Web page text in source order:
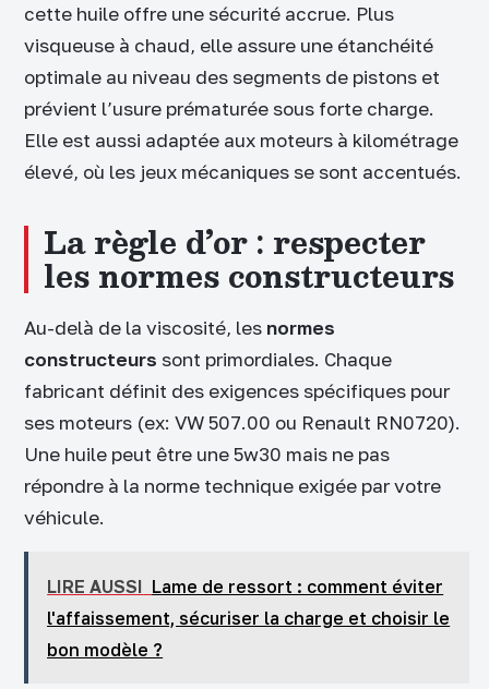
cette huile offre une sécurité accrue. Plus
visqueuse à chaud, elle assure une étanchéité
optimale au niveau des segments de pistons et
prévient l’usure prématurée sous forte charge.
Elle est aussi adaptée aux moteurs à kilométrage
élevé, où les jeux mécaniques se sont accentués.
La règle d’or : respecter
les normes constructeurs
Au-delà de la viscosité, les normes
constructeurs sont primordiales. Chaque
fabricant définit des exigences spécifiques pour
ses moteurs (ex: VW 507.00 ou Renault RN0720).
Une huile peut être une 5w30 mais ne pas
répondre à la norme technique exigée par votre
véhicule.
LIRE AUSSI Lame de ressort : comment éviter
l'affaissement, sécuriser la charge et choisir le
bon modèle ?